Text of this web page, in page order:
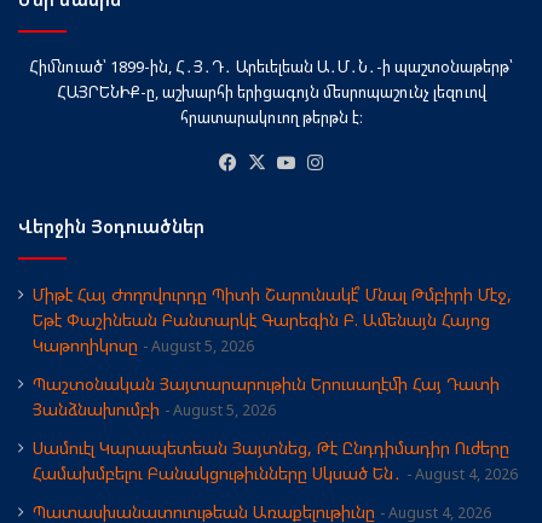
Հիմնուած՝ 1899-ին, Հ․Յ․Դ․ Արեւելեան Ա․Մ․Ն․-ի պաշտօնաթերթ՝
ՀԱՅՐԵՆԻՔ-ը, աշխարհի երիցագոյն մեսրոպաշունչ լեզուով
հրատարակուող թերթն է։
Facebook
X YouTube
Վերջին Յօդուածներ
Միթէ Հայ Ժողովուրդը Պիտի Շարունակէ՞ Մնալ Թմբիրի Մէջ,
Եթէ Փաշինեան Բանտարկէ Գարեգին Բ. Ամենայն Հայոց
Կաթողիկոսը
August 5, 2026
Պաշտօնական Յայտարարութիւն Երուսաղէմի Հայ Դատի
Յանձնախումբի
August 5, 2026
Սամուէլ Կարապետեան Յայտնեց, Թէ Ընդդիմադիր Ուժերը
Համախմբելու Բանակցութիւնները Սկսած Են․
August 4, 2026
Պատասխանատուութեան Առաքելութիւնը August 4, 2026